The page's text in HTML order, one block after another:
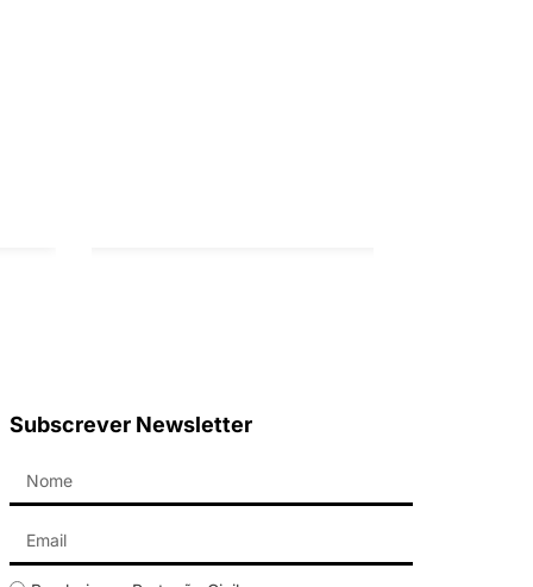
Subscrever Newsletter